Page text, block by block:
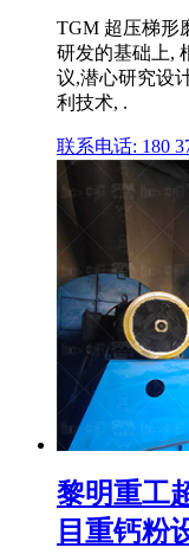
TGM 超压梯形
研发的基础上,
议,潜心研究设
利技术, .
联系电话: 180
黎明重工
目重钙粉